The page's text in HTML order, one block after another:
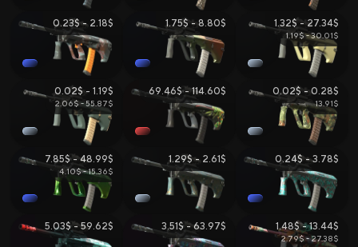
0.23$ - 2.18$ 1.75$ - 8.80$ 1.32$ - 27.34$
1.19$ - 30.01$
0.02$ - 1.19$
2.06$ - 55.87$
69.46$ - 114.60$ 0.02$ - 0.28$
13.91$
7.85$ - 48.99$
4.10$ - 15.36$
1.29$ - 2.61$ 0.24$ - 3.78$
5.03$ - 59.62$ 3.51$ - 63.97$ 1.48$ - 13.44$
2.79$ - 27.38$